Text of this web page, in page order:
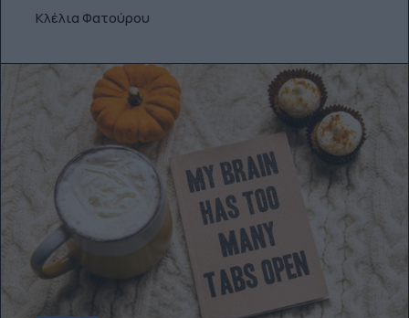
Κλέλια Φατούρου